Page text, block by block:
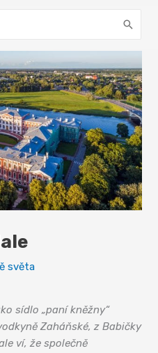
světa
sídlo „paní kněžny“
Zaháňské, z Babičky
ví, že společně